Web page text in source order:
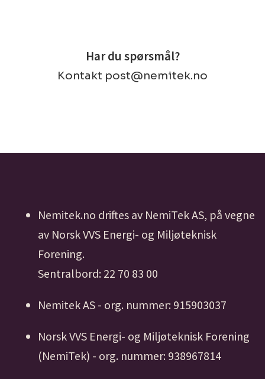
Har du spørsmål?
Kontakt post@nemitek.no
Nemitek.no driftes av NemiTek AS, på vegne
av Norsk VVS Energi- og Miljøteknisk
Forening.
Sentralbord: 22 70 83 00
Nemitek AS - org. nummer: 915903037
Norsk VVS Energi- og Miljøteknisk Forening
(NemiTek) - org. nummer: 938967814